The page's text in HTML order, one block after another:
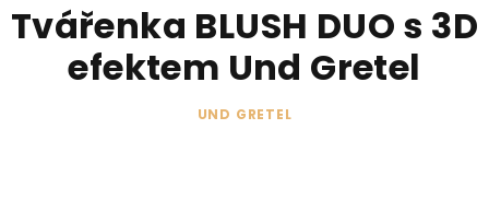
košík
Tvářenka BLUSH DUO s 3D
efektem Und Gretel
UND GRETEL